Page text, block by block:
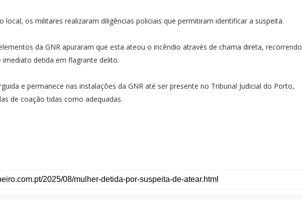
local, os militares realizaram diligências policiais que permitiram identificar a suspeita.
da GNR apuraram que esta ateou o incêndio através de chama direta, recorrendo
detida em flagrante delito.
e permanece nas instalações da GNR até ser presente no Tribunal Judicial do Porto,
de coação tidas como adequadas.